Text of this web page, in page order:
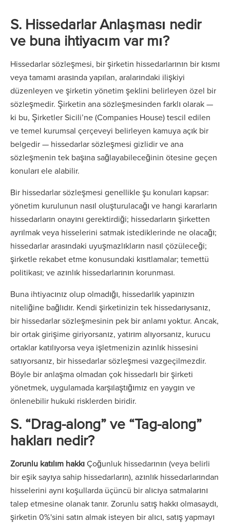
S. Hissedarlar Anlaşması nedir
ve buna ihtiyacım var mı?
Hissedarlar sözleşmesi, bir şirketin hissedarlarının bir kısmı
veya tamamı arasında yapılan, aralarındaki ilişkiyi
düzenleyen ve şirketin yönetim şeklini belirleyen özel bir
sözleşmedir. Şirketin ana sözleşmesinden farklı olarak —
ki bu, Şirketler Sicili’ne (Companies House) tescil edilen
ve temel kurumsal çerçeveyi belirleyen kamuya açık bir
belgedir — hissedarlar sözleşmesi gizlidir ve ana
sözleşmenin tek başına sağlayabileceğinin ötesine geçen
konuları ele alabilir.
Bir hissedarlar sözleşmesi genellikle şu konuları kapsar:
yönetim kurulunun nasıl oluşturulacağı ve hangi kararların
hissedarların onayını gerektirdiği; hissedarların şirketten
ayrılmak veya hisselerini satmak istediklerinde ne olacağı;
hissedarlar arasındaki uyuşmazlıkların nasıl çözüleceği;
şirketle rekabet etme konusundaki kısıtlamalar; temettü
politikası; ve azınlık hissedarlarının korunması.
Buna ihtiyacınız olup olmadığı, hissedarlık yapınızın
niteliğine bağlıdır. Kendi şirketinizin tek hissedarıysanız,
bir hissedarlar sözleşmesinin pek bir anlamı yoktur. Ancak,
bir ortak girişime giriyorsanız, yatırım alıyorsanız, kurucu
ortaklar katılıyorsa veya işletmenizin azınlık hissesini
satıyorsanız, bir hissedarlar sözleşmesi vazgeçilmezdir.
Böyle bir anlaşma olmadan çok hissedarlı bir şirketi
yönetmek, uygulamada karşılaştığımız en yaygın ve
önlenebilir hukuki risklerden biridir.
S. “Drag-along” ve “Tag-along”
hakları nedir?
Zorunlu katılım hakkıÇoğunluk hissedarının (veya belirli
bir eşik sayıya sahip hissedarların), azınlık hissedarlarından
hisselerini aynı koşullarda üçüncü bir alıcıya satmalarını
talep etmesine olanak tanır. Zorunlu satış hakkı olmasaydı,
şirketin 0%'sini satın almak isteyen bir alıcı, satış yapmayı